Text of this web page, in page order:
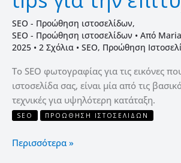
SEO - Προώθηση ιστοσελίδων,
SEO - Προώθηση ιστοσελίδων • Από
2025 • 2 Σχόλια • SEO, Προώθηση
Το SEO φωτογραφίας για τις εικόνες
ιστοσελίδα σας, είναι μία από τις
τεχνικές για υψηλότερη κατάταξη.
SEO ΠΡΟΏΘΗΣΗ ΙΣΤΟΣΕΛΊΔΩΝ
Περισσότερα »